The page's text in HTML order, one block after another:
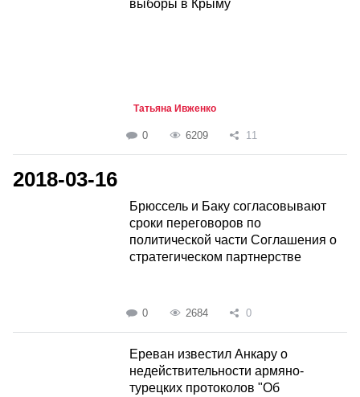
выборы в Крыму
Татьяна Ивженко
0 6209 11
2018-03-16
Брюссель и Баку согласовывают
сроки переговоров по
политической части Соглашения о
стратегическом партнерстве
0 2684 0
Ереван известил Анкару о
недействительности армяно-
турецких протоколов "Об